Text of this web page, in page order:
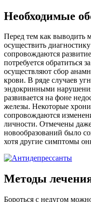
Необходимые
Перед тем как выводить
осуществить
сопровождаются
потребуется
осуществляют сбор
крови. В ряде случаев
эндокринными
развивается на фоне
железы. Некоторые
сопровождаются
личности. Отмечены
новообразований было
хотя другие симптомы
Методы
Бороться с недугом